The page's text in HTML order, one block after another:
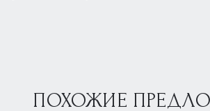
ПОХОЖИЕ